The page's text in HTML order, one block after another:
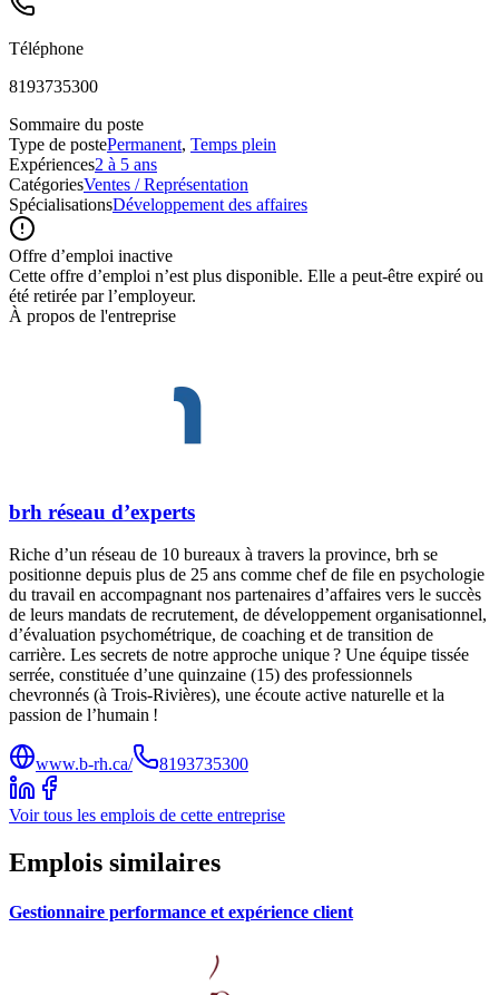
Téléphone
8193735300
Sommaire du poste
Type de postePermanent, Temps plein
Expériences2 à 5 ans
CatégoriesVentes / Représentation
SpécialisationsDéveloppement des affaires
Offre d’emploi inactive
Cette offre d’emploi n’est plus disponible. Elle a peut-être expiré ou
été retirée par l’employeur.
À propos de l'entreprise
brh réseau d’experts
Riche d’un réseau de 10 bureaux à travers la province, brh se
positionne depuis plus de 25 ans comme chef de file en psychologie
du travail en accompagnant nos partenaires d’affaires vers le succès
de leurs mandats de recrutement, de développement organisationnel,
d’évaluation psychométrique, de coaching et de transition de
carrière. Les secrets de notre approche unique ? Une équipe tissée
serrée, constituée d’une quinzaine (15) des professionnels
chevronnés (à Trois-Rivières), une écoute active naturelle et la
passion de l’humain !
www.b-rh.ca/ 8193735300
Voir tous les emplois de cette entreprise
Emplois similaires
Gestionnaire performance et expérience client